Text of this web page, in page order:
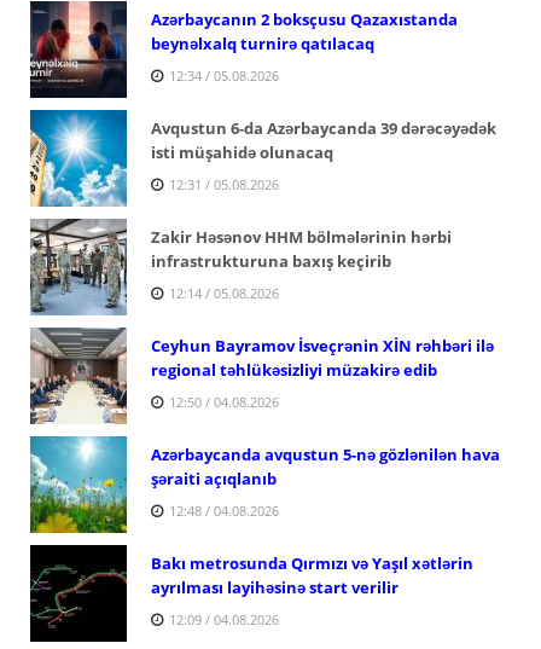
Azərbaycanın 2 boksçusu Qazaxıstanda
beynəlxalq turnirə qatılacaq
12:34 / 05.08.2026
Avqustun 6-da Azərbaycanda 39 dərəcəyədək
isti müşahidə olunacaq
12:31 / 05.08.2026
Zakir Həsənov HHM bölmələrinin hərbi
infrastrukturuna baxış keçirib
12:14 / 05.08.2026
Ceyhun Bayramov İsveçrənin XİN rəhbəri ilə
regional təhlükəsizliyi müzakirə edib
12:50 / 04.08.2026
Azərbaycanda avqustun 5-nə gözlənilən hava
şəraiti açıqlanıb
12:48 / 04.08.2026
Bakı metrosunda Qırmızı və Yaşıl xətlərin
ayrılması layihəsinə start verilir
12:09 / 04.08.2026